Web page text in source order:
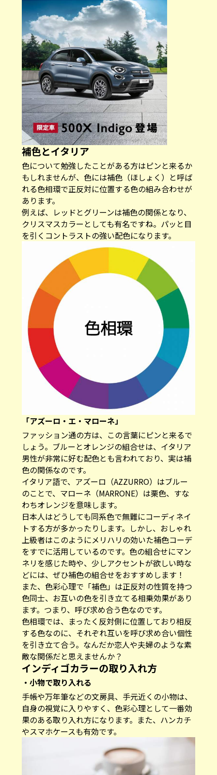
補色とイタリア
色について勉強したことがある方はピンと来るか
もしれませんが、色には補色（ほしょく）と呼ば
れる色相環で正反対に位置する色の組み合わせが
あります。
例えば、レッドとグリーンは補色の関係となり、
クリスマスカラーとしても有名ですね。パッと目
を引くコントラストの強い配色になります。
「アズーロ・エ・マローネ」
ファッション通の方は、この言葉にピンと来るで
しょう。ブルーとオレンジの組合せは、イタリア
男性が非常に好む配色とも言われており、実は補
色の関係なのです。
イタリア語で、アズーロ（AZZURRO）はブルー
のことで、マローネ（MARRONE）は栗色、すな
わちオレンジを意味します。
日本人はどうしても同系色で無難にコーディネイ
トする方が多かったりします。しかし、おしゃれ
上級者はこのようにメリハリの効いた補色コーデ
をすでに活用しているのです。色の組合せにマン
ネリを感じた時や、少しアクセントが欲しい時な
どには、ぜひ補色の組合せをおすすめします！
また、色彩心理で「補色」は正反対の性質を持つ
色同士、お互いの色を引き立てる相乗効果があり
ます。つまり、呼び求め合う色なのです。
色相環では、まったく反対側に位置しており相反
する色なのに、それぞれ互いを呼び求め合い個性
を引き立て合う。なんだか恋人や夫婦のような素
敵な関係だと思えませんか？
インディゴカラーの取り入れ方
・小物で取り入れる
手帳や万年筆などの文房具、手元近くの小物は、
自身の視覚に入りやすく、色彩心理として一番効
果のある取り入れ方になります。また、ハンカチ
やスマホケースも有効です。